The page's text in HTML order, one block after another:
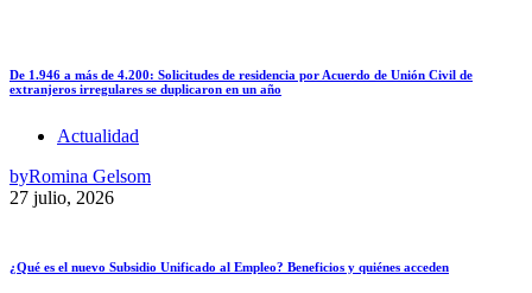
De 1.946 a más de 4.200: Solicitudes de residencia por Acuerdo de Unión Civil de
extranjeros irregulares se duplicaron en un año
Actualidad
byRomina Gelsom
27 julio, 2026
¿Qué es el nuevo Subsidio Unificado al Empleo? Beneficios y quiénes acceden